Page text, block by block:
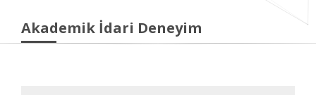
Akademik İdari Deneyim